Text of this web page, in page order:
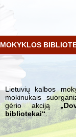
Lietuvių kalbos
mokinukais
gėrio akciją
bibliotekai“.